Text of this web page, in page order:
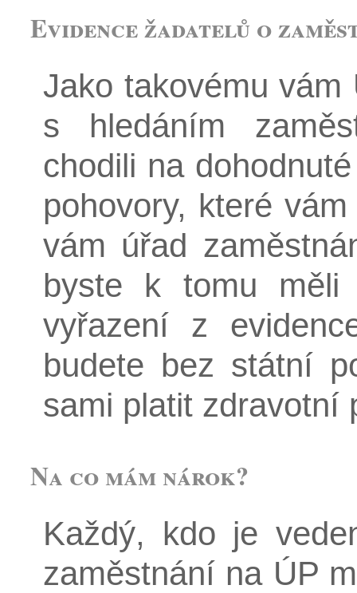
Evidence žadatelů o
Jako takovému vám
s hledáním
chodili na
pohovory, které
vám úřad
byste k tomu měli
vyřazení z
budete bez státní
sami platit zdravotní
Na co mám nárok?
Každý, kdo je
zaměstnání na ÚP